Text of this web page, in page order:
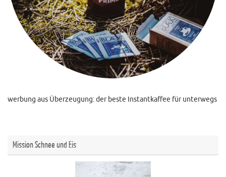
werbung aus Überzeugung: der beste Instantkaffee für unterwegs
Mission Schnee und Eis